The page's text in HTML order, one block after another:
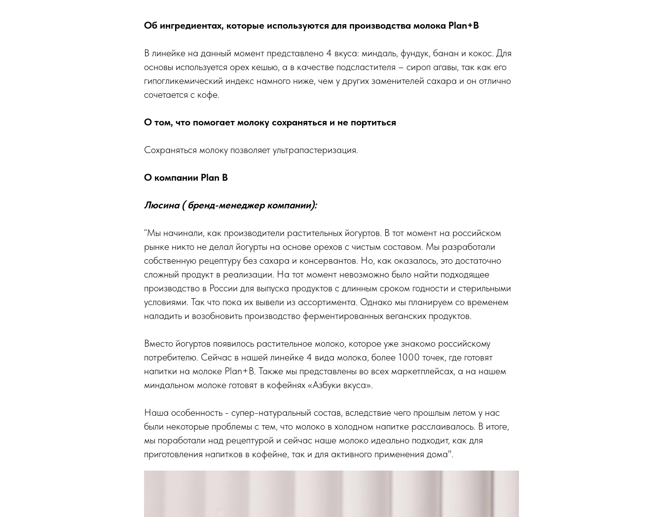
Об ингредиентах, которые используются для производства молока Plan+B
В линейке на данный момент представлено 4 вкуса: миндаль, фундук, банан и кокос. Для
основы используется орех кешью, а в качестве подсластителя – сироп агавы, так как его
гипогликемический индекс намного ниже, чем у других заменителей сахара и он отлично
сочетается с кофе.
О том, что помогает молоку сохраняться и не портиться
Сохраняться молоку позволяет ультрапастеризация.
О компании Plan B
Люсина ( бренд-менеджер компании):
“Мы начинали, как производители растительных йогуртов. В тот момент на российском
рынке никто не делал йогурты на основе орехов с чистым составом. Мы разработали
собственную рецептуру без сахара и консервантов. Но, как оказалось, это достаточно
сложный продукт в реализации. На тот момент невозможно было найти подходящее
производство в России для выпуска продуктов с длинным сроком годности и стерильными
условиями. Так что пока их вывели из ассортимента. Однако мы планируем со временем
наладить и возобновить производство ферментированных веганских продуктов.
Вместо йогуртов появилось растительное молоко, которое уже знакомо российскому
потребителю. Сейчас в нашей линейке 4 вида молока, более 1000 точек, где готовят
напитки на молоке Plan+B. Также мы представлены во всех маркетплейсах, а на нашем
миндальном молоке готовят в кофейнях «Азбуки вкуса».
Наша особенность - супер-натуральный состав, вследствие чего прошлым летом у нас
были некоторые проблемы с тем, что молоко в холодном напитке расслаивалось. В итоге,
мы поработали над рецептурой и сейчас наше молоко идеально подходит, как для
приготовления напитков в кофейне, так и для активного применения дома".